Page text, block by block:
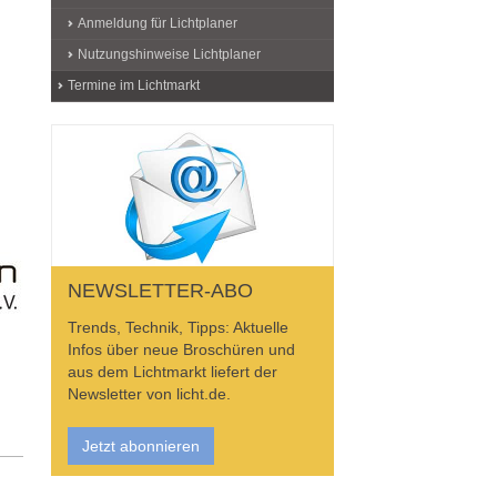
Anmeldung für Lichtplaner
Nutzungshinweise Lichtplaner
Termine im Lichtmarkt
NEWSLETTER-ABO
Trends, Technik, Tipps: Aktuelle
Infos über neue Broschüren und
aus dem Lichtmarkt liefert der
Newsletter von licht.de.
Jetzt abonnieren